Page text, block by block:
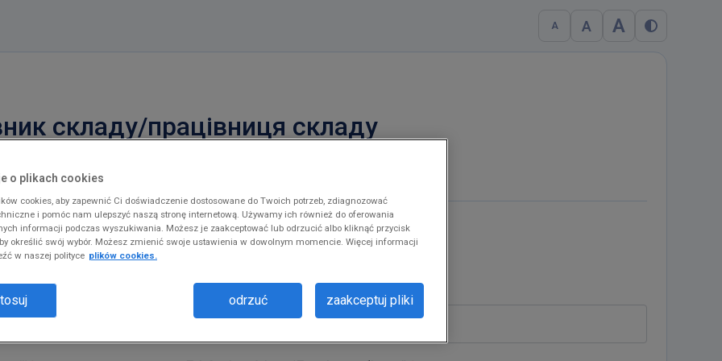
A A A
складу/працівниця складу
(латинськими як у паспорті)
Nazwisko/ Прізвище
o plikach cookies
cookies, aby zapewnić Ci doświadczenie dostosowane do Twoich potrzeb, zdiagnozować
i pomóc nam ulepszyć naszą stronę internetową. Używamy ich również do oferowania
informacji podczas wyszukiwania. Możesz je zaakceptować lub odrzucić albo kliknąć przycisk
określić swój wybór. Możesz zmienić swoje ustawienia w dowolnym momencie. Więcej informacji
w naszej polityce plików cookies.
odrzuć zaakceptuj pliki